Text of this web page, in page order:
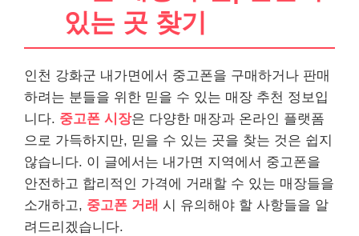
있는 곳 찾기
인천 강화군 내가면에서 중고폰을 구매하거나 판매
하려는 분들을 위한 믿을 수 있는 매장 추천 정보입
니다. 중고폰 시장은 다양한 매장과 온라인 플랫폼
으로 가득하지만, 믿을 수 있는 곳을 찾는 것은 쉽지
않습니다. 이 글에서는 내가면 지역에서 중고폰을
안전하고 합리적인 가격에 거래할 수 있는 매장들을
소개하고, 중고폰 거래 시 유의해야 할 사항들을 알
려드리겠습니다.